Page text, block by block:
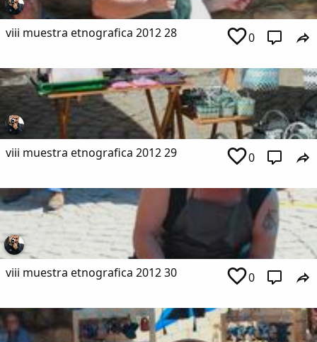
viii muestra etnografica 2012 28 0
viii muestra etnografica 2012 29 0
viii muestra etnografica 2012 30 0